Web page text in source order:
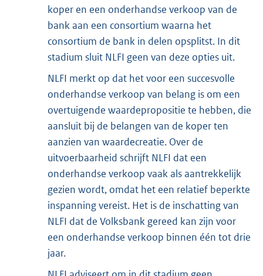
koper en een onderhandse verkoop van de
bank aan een consortium waarna het
consortium de bank in delen opsplitst. In dit
stadium sluit NLFI geen van deze opties uit.
NLFI merkt op dat het voor een succesvolle
onderhandse verkoop van belang is om een
overtuigende waardepropositie te hebben, die
aansluit bij de belangen van de koper ten
aanzien van waardecreatie. Over de
uitvoerbaarheid schrijft NLFI dat een
onderhandse verkoop vaak als aantrekkelijk
gezien wordt, omdat het een relatief beperkte
inspanning vereist. Het is de inschatting van
NLFI dat de Volksbank gereed kan zijn voor
een onderhandse verkoop binnen één tot drie
jaar.